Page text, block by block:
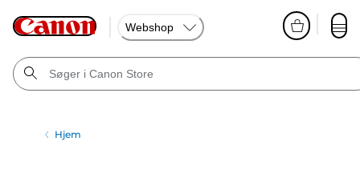
Webshop
Hjem